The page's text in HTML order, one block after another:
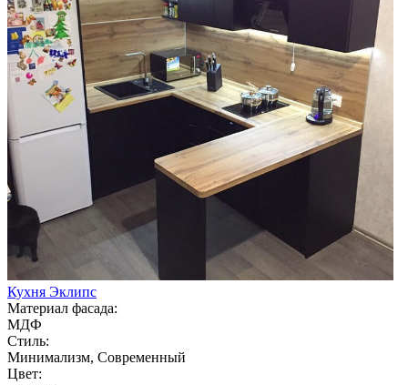
Кухня Эклипс
Материал фасада:
МДФ
Стиль:
Минимализм, Современный
Цвет: